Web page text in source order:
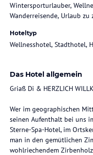
Wintersporturlauber,
Wanderreisende, Urlaub
Hoteltyp
Wellnesshotel, Stadthotel,
Das Hotel allgemein
Griaß Di & HERZLICH
Wer im geographischen
seinen Aufenthalt bei uns
Sterne-Spa-Hotel, im
man in den gemütlichen
wohlriechendem